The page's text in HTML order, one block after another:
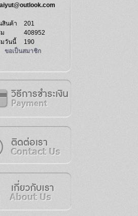
สินค้า
201
408952
มวันนี้
190
ขอเป็นสมาชิก